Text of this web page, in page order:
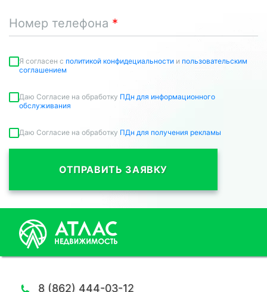
Номер телефона
Я согласен c политикой конфидециальности и пользовательским
соглашением
Даю Согласие на обработку ПДн для информационного
обслуживания
Даю Согласие на обработку ПДн для получения рекламы
ОТПРАВИТЬ ЗАЯВКУ
8 (862) 444-03-12